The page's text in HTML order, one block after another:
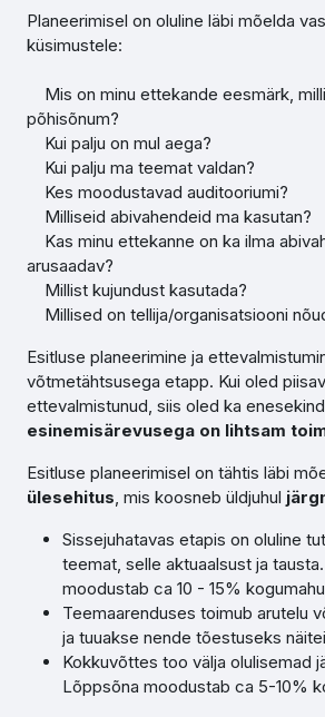
Planeerimisel on oluline läbi mõelda
küsimustele:
Mis on minu ettekande eesmärk,
põhisõnum?
Kui palju on mul aega?
Kui palju ma teemat valdan?
Kes moodustavad auditooriumi?
Milliseid abivahendeid ma kasutan?
Kas minu ettekanne on ka ilma
arusaadav?
Millist kujundust kasutada?
Millised on tellija/organisatsiooni
Esitluse planeerimine ja
võtmetähtsusega etapp. Kui oled
ettevalmistunud, siis oled ka
esinemisärevusega on lihtsam
Esitluse planeerimisel on tähtis läbi
ülesehitus, mis koosneb üldjuhul
Sissejuhatavas etapis on oluline
teemat, selle aktuaalsust ja
moodustab ca 10 - 15%
Teemaarenduses toimub arutelu
ja tuuakse nende tõestuseks
Kokkuvõttes too välja olulisemad
Lõppsõna moodustab ca 5-10%